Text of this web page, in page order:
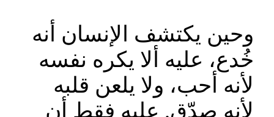
وحين يكتشف الإنسان أنه
خُدع، عليه ألا يكره نفسه
لأنه أحب، ولا يلعن قلبه
لأنه صدّق. عليه فقط أن